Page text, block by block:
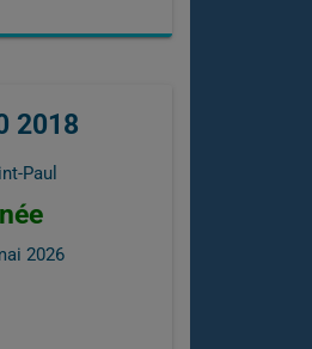
2018
Paul
2026